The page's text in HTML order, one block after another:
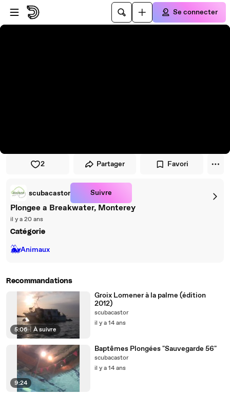
Passer au player
Passer au contenu principal
Se connecter
2 Partager Favori
scubacastor Suivre
Plongee a Breakwater, Monterey
il y a 20 ans
Catégorie
🐳Animaux
Recommandations
5:06 | À suivre
Groix Lomener à la palme (édition
2012)
scubacastor
il y a 14 ans
9:24
Baptêmes Plongées "Sauvegarde 56"
scubacastor
il y a 14 ans